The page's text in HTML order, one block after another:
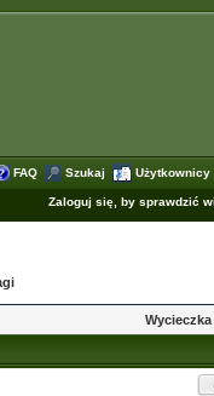
FAQ Szukaj Użytkownicy
Zaloguj się, by sprawdzić